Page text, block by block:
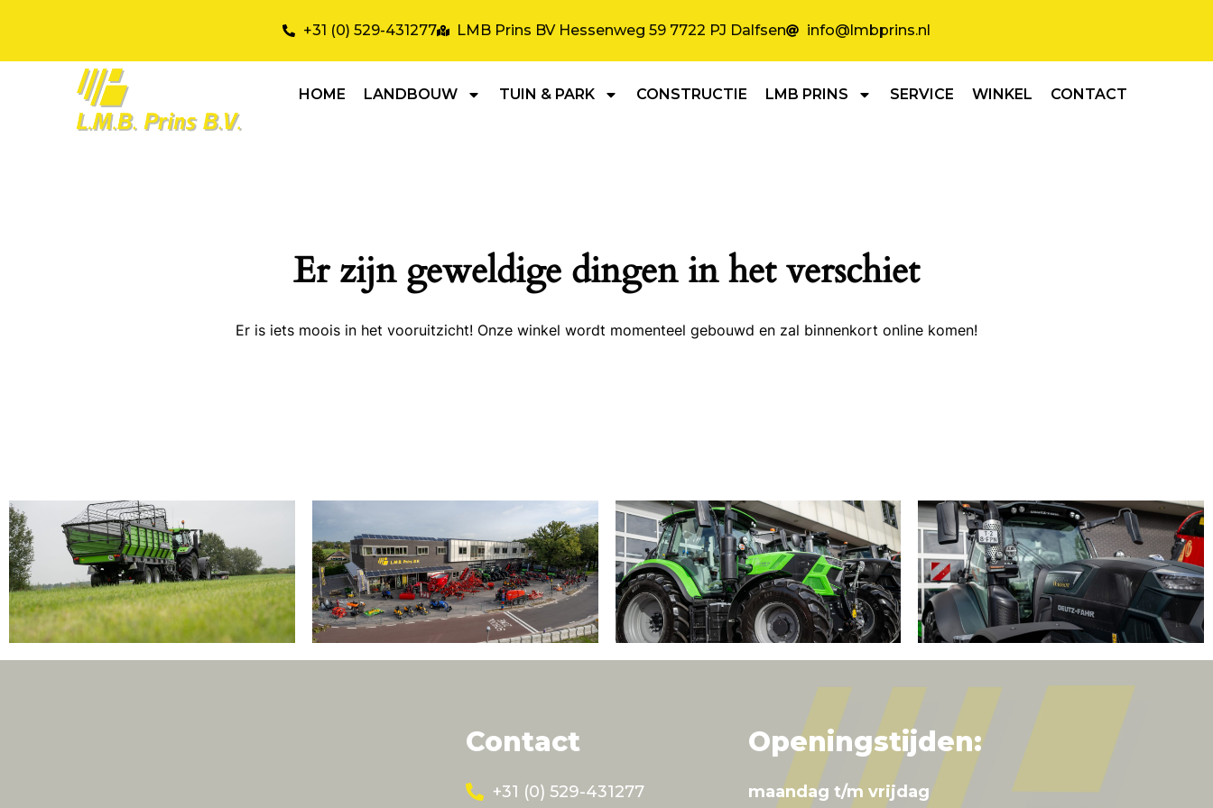
+31 (0) 529-431277 LMB Prins BV Hessenweg 59 7722 PJ Dalfsen info@lmbprins.nl
HOME LANDBOUW TUIN & PARK CONSTRUCTIE LMB PRINS SERVICE WINKEL CONTACT
Er zijn geweldige dingen in het verschiet
Er is iets moois in het vooruitzicht! Onze winkel wordt momenteel gebouwd en zal binnenkort online komen!
Contact
+31 (0) 529-431277
Openingstijden:
maandag t/m vrijdag